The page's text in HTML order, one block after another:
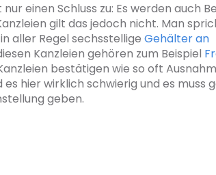
einen Schluss zu: Es werden auch
gilt das jedoch nicht. Man
aller Regel sechsstellige Gehälter an
Kanzleien gehören zum Beispiel
bestätigen wie so oft
hier wirklich schwierig und es muss
geben.